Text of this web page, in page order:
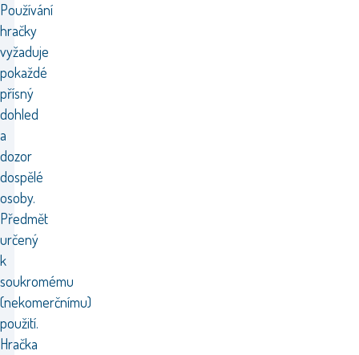
Používání
hračky
vyžaduje
pokaždé
přísný
dohled
a
dozor
dospělé
osoby.
Předmět
určený
k
soukromému
(nekomerčnímu)
použití.
Hračka